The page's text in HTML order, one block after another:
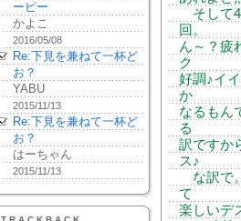
ーピー
かよこ
2016/05/08
Re:下見を兼ねて一杯ど
お？
YABU
2015/11/13
Re:下見を兼ねて一杯ど
お？
はーちゃん
2015/11/13
そして4
回。
ん～？疲
ク
好調♪イ
か
なるもん
る
訳ですか
ス♪
な訳で
て
楽しいデ